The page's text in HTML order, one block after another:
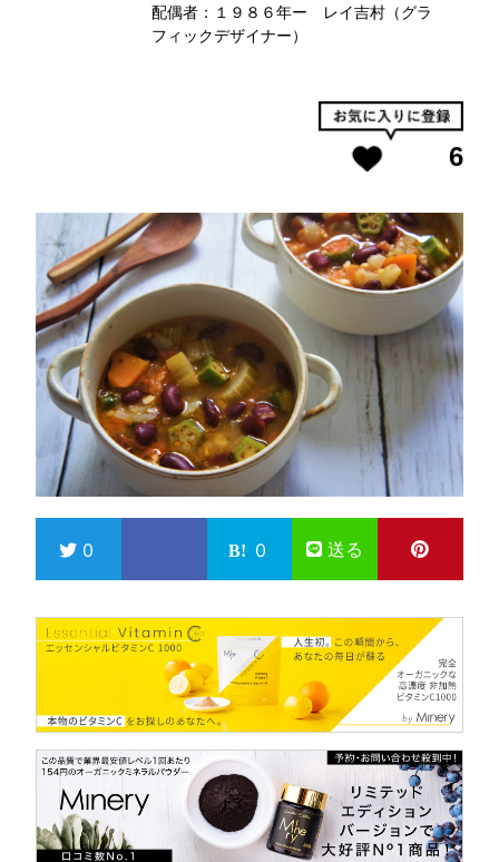
配偶者：１９８６年ー レイ吉村（グラ
フィックデザイナー）
6
0 0 送る